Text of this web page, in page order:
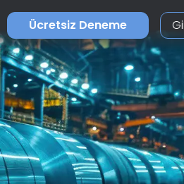
Ücretsiz Deneme